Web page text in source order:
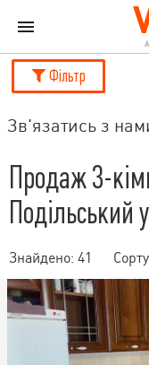
Фільтр
Зв'язатись з
Продаж 3-
Подільський
Знайдено: 41